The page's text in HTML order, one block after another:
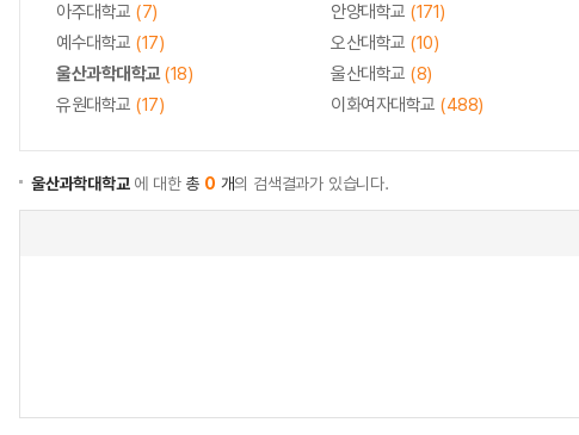
아주대학교 (7) 안양대학교 (171)
예수대학교 (17) 오산대학교 (10)
울산과학대학교(18) 울산대학교 (8)
유원대학교 (17) 이화여자대학교 (488)
울산과학대학교에 대한총 0 개의 검색결과가 있습니다.